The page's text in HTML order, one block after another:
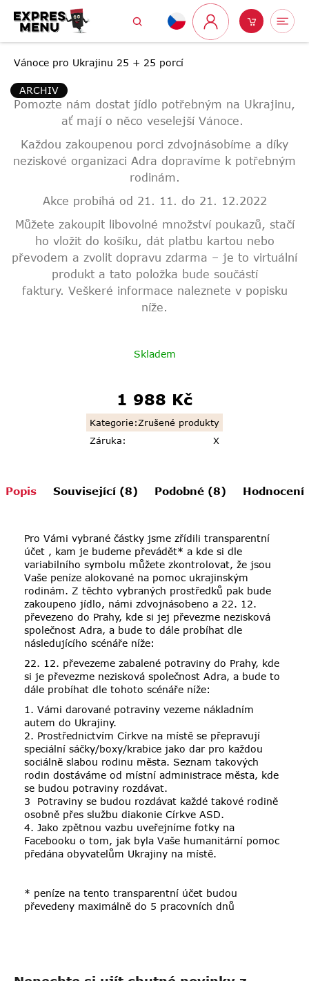
obsah
Hledat
Přihlášení
Nákupní
košík
Vánoce pro Ukrajinu 25 + 25 porcí
Pomozte nám dostat jídlo potřebným na Ukrajinu,
ať mají o něco veselejší Vánoce.
Každou zakoupenou porci zdvojnásobíme a díky
neziskové organizaci Adra dopravíme k potřebným
rodinám.
Akce probíhá od 21. 11. do 21. 12.2022
Můžete zakoupit libovolné množství poukazů, stačí
ho vložit do košíku, dát platbu kartou nebo
převodem a zvolit dopravu zdarma – je to virtuální
produkt a tato položka bude součástí
faktury. Veškeré informace naleznete v popisku
níže.
Skladem
1 988 KčMěrná
cena:
Kategorie:Zrušené produkty
Záruka: X
ARCHIV
Popis Související (8) Podobné (8) Hodnocení
Pro Vámi vybrané částky jsme zřídili transparentní
účet , kam je budeme převádět* a kde si dle
variabilního symbolu můžete zkontrolovat, že jsou
Vaše peníze alokované na pomoc ukrajinským
rodinám. Z těchto vybraných prostředků pak bude
zakoupeno jídlo, námi zdvojnásobeno a 22. 12.
převezeno do Prahy, kde si jej převezme nezisková
společnost Adra, a bude to dále probíhat dle
následujícího scénáře níže:
22. 12. převezeme zabalené potraviny do Prahy, kde
si je převezme nezisková společnost Adra, a bude to
dále probíhat dle tohoto scénáře níže:
1. Vámi darované potraviny vezeme nákladním
autem do Ukrajiny.
2. Prostřednictvím Církve na místě se přepravují
speciální sáčky/boxy/krabice jako dar pro každou
sociálně slabou rodinu města. Seznam takových
rodin dostáváme od místní administrace města, kde
se budou potraviny rozdávat.
3 Potraviny se budou rozdávat každé takové rodině
osobně přes službu diakonie Církve ASD.
4. Jako zpětnou vazbu uveřejníme fotky na
Facebooku o tom, jak byla Vaše humanitární pomoc
předána obyvatelům Ukrajiny na místě.
* peníze na tento transparentní účet budou
převedeny maximálně do 5 pracovních dnů